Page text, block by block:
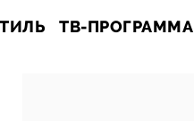
ТВ-ПРОГРАММА